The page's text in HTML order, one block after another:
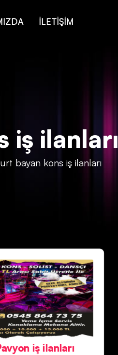
in/home/konsmenajericom/
İLETİŞİM
iş
bayan kons iş ilanları
iş ilanları